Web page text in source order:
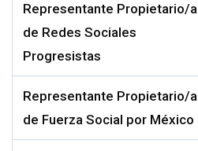
Representante Propietario/a
de Redes Sociales
Progresistas
Representante Propietario/a
de Fuerza Social por México